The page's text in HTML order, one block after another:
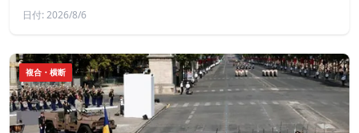
日付: 2026/8/6
複合・横断